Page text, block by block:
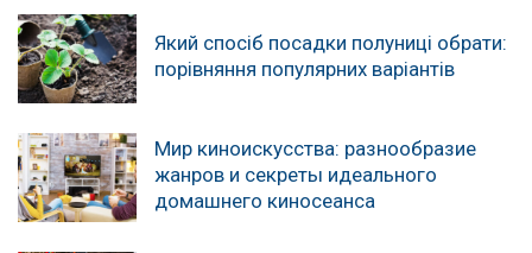
Який спосіб посадки полуниці обрати:
порівняння популярних варіантів
Мир киноискусства: разнообразие
жанров и секреты идеального
домашнего киносеанса